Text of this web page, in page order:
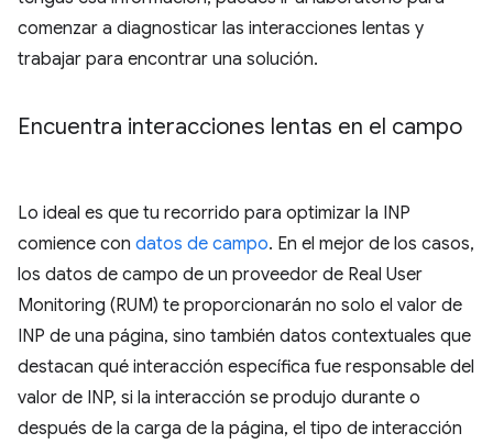
comenzar a diagnosticar las interacciones lentas y
trabajar para encontrar una solución.
Encuentra interacciones lentas en el campo
Lo ideal es que tu recorrido para optimizar la INP
comience con datos de campo. En el mejor de los casos,
los datos de campo de un proveedor de Real User
Monitoring (RUM) te proporcionarán no solo el valor de
INP de una página, sino también datos contextuales que
destacan qué interacción específica fue responsable del
valor de INP, si la interacción se produjo durante o
después de la carga de la página, el tipo de interacción